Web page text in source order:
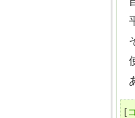
[